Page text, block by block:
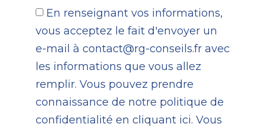
En renseignant vos informations,
vous acceptez le fait d'envoyer un
e-mail à contact@rg-conseils.fr avec
les informations que vous allez
remplir. Vous pouvez prendre
connaissance de notre politique de
confidentialité en cliquant ici. Vous